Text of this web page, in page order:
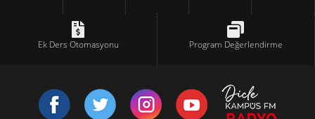
Ek Ders Otomasyonu Program Değerlendirme